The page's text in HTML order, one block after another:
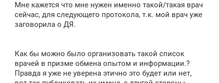
Мне кажется что мне нужен именно такой/такая врач
сейчас, для следующего протокола, т.к. мой врач уже
заговорила о ДЯ.
Как бы можно было организовать такой список
врачей в призме обмена опытом и информации.?
Правда я уже не уверена этично это будет или нет,